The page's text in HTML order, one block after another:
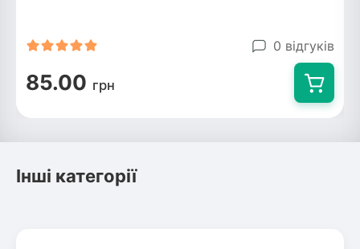
0 відгуків
85.00 грн
Інші категорії